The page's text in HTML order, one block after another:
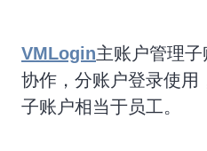
VMLogin主账户管理
协作，分账户登录使用
子账户相当于员工。